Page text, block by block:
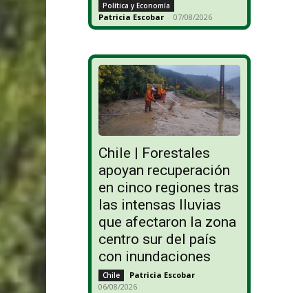
Política y Economía
Patricia Escobar - 07/08/2026
Chile | Forestales
apoyan recuperación
en cinco regiones tras
las intensas lluvias
que afectaron la zona
centro sur del país
con inundaciones
Chile Patricia Escobar -
06/08/2026